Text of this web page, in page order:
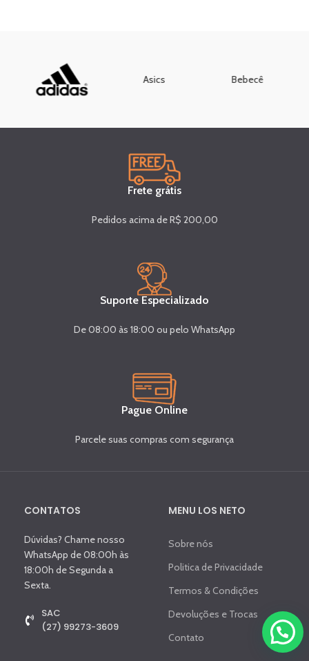
Asics Bebecê
Frete grátis
Pedidos acima de R$ 200,00
Suporte Especializado
De 08:00 às 18:00 ou pelo WhatsApp
Pague Online
Parcele suas compras com segurança
CONTATOS
Dúvidas? Chame nosso
WhatsApp de 08:00h às
18:00h de Segunda a
Sexta.
SAC
(27) 99273-3609
MENU LOS NETO
Sobre nós
Politica de Privacidade
Termos & Condições
Devoluções e Trocas
Contato